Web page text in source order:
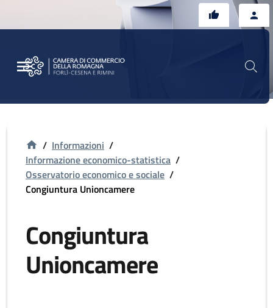
/ Informazioni /
Informazione economico-statistica /
Osservatorio economico e sociale /
Congiuntura Unioncamere
Congiuntura
Unioncamere